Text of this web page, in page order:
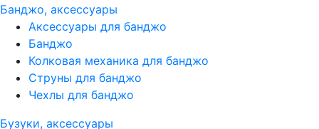
Банджо, аксессуары
Аксессуары для банджо
Банджо
Колковая механика для банджо
Струны для банджо
Чехлы для банджо
Бузуки, аксессуары